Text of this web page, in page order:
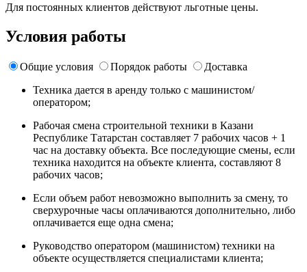
Для постоянных клиентов действуют льготные цены.
Условия работы
Общие условия Порядок работы
Доставка
Техника дается в аренду только с машинистом/
оператором;
Рабочая смена строительной техники в Казани
Республике Татарстан составляет 7 рабочих часов + 1
час на доставку объекта. Все последующие смены, если
техника находится на объекте клиента, составляют 8
рабочих часов;
Если объем работ невозможно выполнить за смену, то
сверхурочные часы оплачиваются дополнительно, либо
оплачивается еще одна смена;
Руководство оператором (машинистом) техники на
объекте осуществляется специалистами клиента;